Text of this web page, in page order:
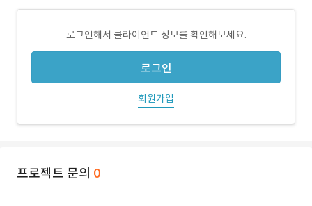
로그인해서 클라이언트 정보를 확인해보세요.
로그인
회원가입
프로젝트 문의 0